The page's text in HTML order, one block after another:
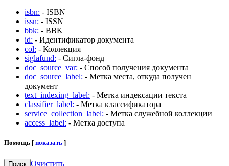
isbn: - ISBN
issn: - ISSN
bbk: - BBK
id: - Идентификатор документа
col: - Коллекция
siglafund: - Сигла-фонд
doc_source_var: - Способ получения документа
doc_source_label: - Метка места, откуда получен
документ
text_indexing_label: - Метка индексации текста
classifier_label: - Метка классификатора
service_collection_label: - Метка служебной коллекции
access_label: - Метка доступа
Помощь [ показать ]
Поиск Очистить